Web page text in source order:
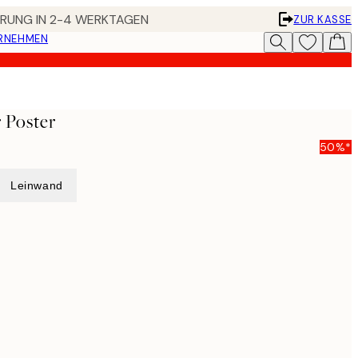
IN 2-4 WERKTAGEN
ZUR KASSE
50%*
Leinwand